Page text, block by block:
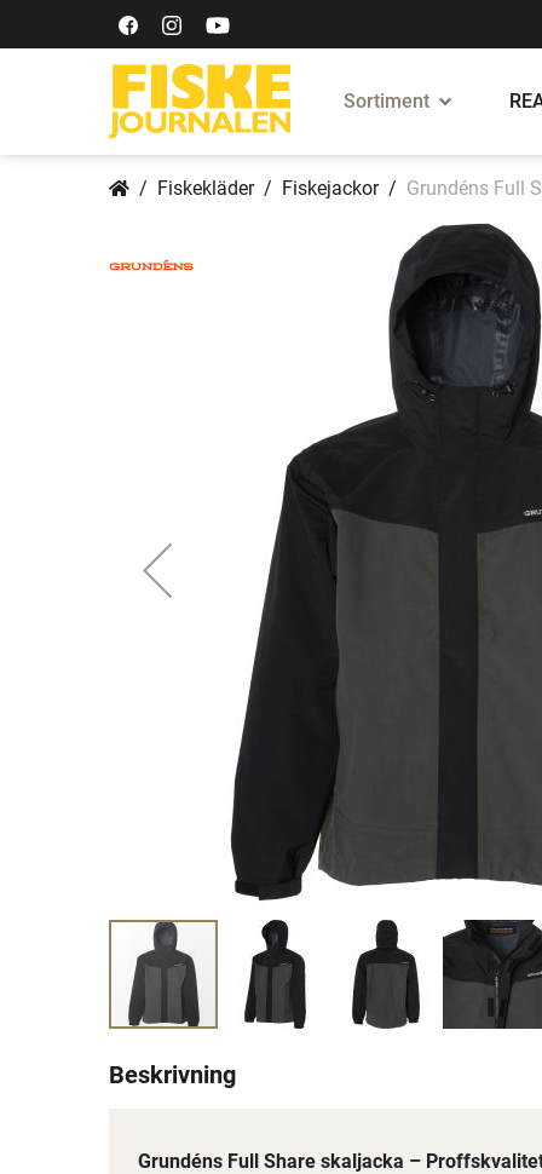
Sortiment
Fiskekläder Fiskejackor Grundéns Full
Beskrivning
Grundéns Full Share skaljacka –